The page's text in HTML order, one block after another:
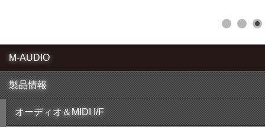
M-AUDIO
製品情報
オーディオ＆MIDI I/F